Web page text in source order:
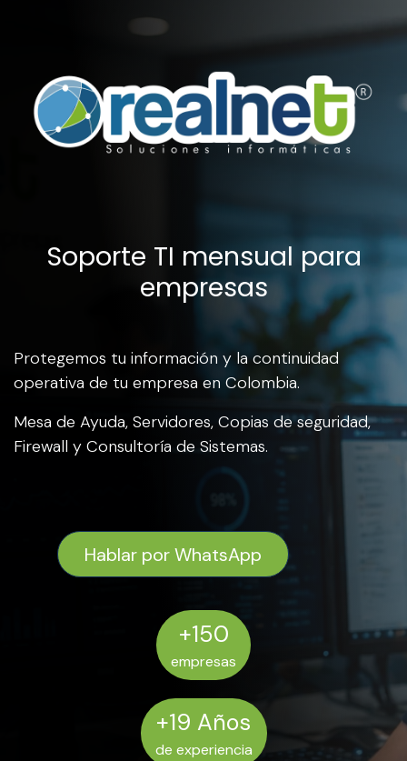
+150
empresas
+19 Años
de experiencia
Soporte TI mensual para
empresas
Protegemos tu información y la continuidad
operativa de tu empresa en Colombia.
Mesa de Ayuda, Servidores, Copias de seguridad,
Firewall y Consultoría de Sistemas.
Hablar por WhatsApp